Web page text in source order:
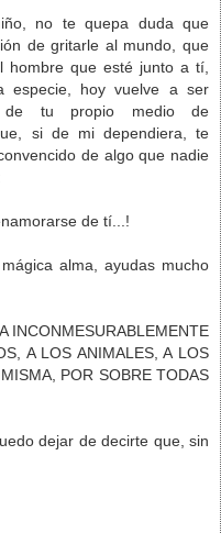
no te quepa duda que
de gritarle al mundo, que
hombre que esté junto a tí,
especie, hoy vuelve a ser
de tu propio medio de
si de mi dependiera, te
de algo que nadie
de tí...!
alma, ayudas mucho
INCONMESURABLEMENTE
A LOS ANIMALES, A LOS
POR SOBRE TODAS
dejar de decirte que, sin